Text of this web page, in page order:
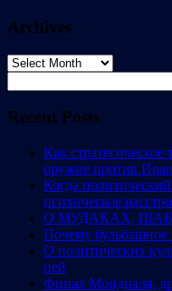
Archives
Archives
for:
Recent Posts
Как стратегическое
оружие против
Когда
психическое
О МУДАКАХ,
Почему бульбашное
О политических
ней
Финал Мондиаля,